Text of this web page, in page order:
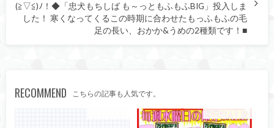
(≧▽≦)ﾉ！◆「忠犬もちしば も～っともふもふBIG」投入しま
した！ 寒くなってくるこの時期に合わせたもっふもふの毛
足の長い、おかか&うめの2種類です！■
RECOMMEND こちらの記事も人気です。